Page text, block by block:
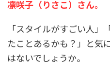
凛咲子（りさこ）さん。
「スタイルがすごい人
たことあるかも？」と気
はないでしょうか。